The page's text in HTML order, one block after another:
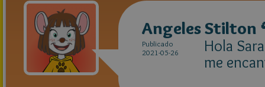
Angeles Stilton
Publicado
2021-05-26
Hola
me